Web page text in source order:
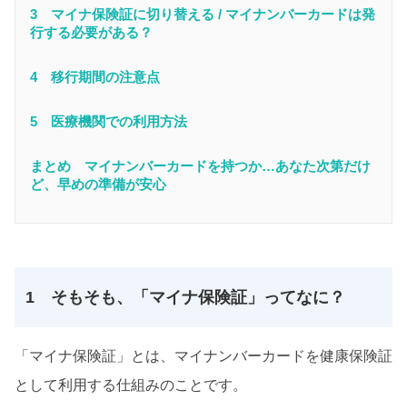
3 マイナ保険証に切り替える / マイナンバーカードは発
行する必要がある？
4 移行期間の注意点
5 医療機関での利用方法
まとめ マイナンバーカードを持つか…あなた次第だけ
ど、早めの準備が安心
1 そもそも、「マイナ保険証」ってなに？
「マイナ保険証」とは、マイナンバーカードを健康保険証
として利用する仕組みのことです。